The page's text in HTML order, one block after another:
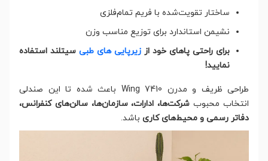
ساختار تقویت‌شده با فریم تمام‌فلزی
نشیمن استاندارد برای توزیع مناسب وزن
برای راحتی پاهای خود از زیرپایی های طبی سیتلند استفاده
نمایید!
طراحی ظریف و مدرن Wing 7410 باعث شده تا این صندلی
انتخاب محبوب شرکت‌ها، ادارات، سازمان‌ها، سالن‌های کنفرانس،
دفاتر رسمی و محیط‌های کاری باشد.